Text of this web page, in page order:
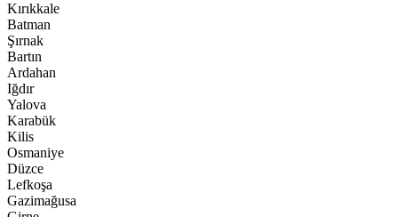
Kırıkkale
Batman
Şırnak
Bartın
Ardahan
Iğdır
Yalova
Karabük
Kilis
Osmaniye
Düzce
Lefkoşa
Gazimağusa